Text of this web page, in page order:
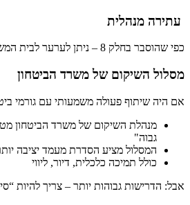
עתירה מנהלית
כפי שהוסבר בחלק 8 – ניתן לערער לבית המשפט.
מסלול השיקום של משרד הביטחון
אם היה שיתוף פעולה משמעותי עם גורמי
מנהלת השיקום של משרד הביטחון
גבוה"
המסלול מציע הסדרת מעמד יציבה
כולל תמיכה כלכלית, דיור, ליווי
אבל: הדרישות גבוהות יותר – צריך להיות